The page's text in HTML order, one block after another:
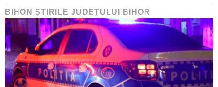
BIHON ŞTIRILE JUDEŢULUI BIHOR